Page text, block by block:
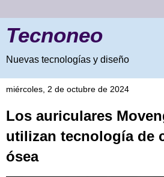
Tecnoneo
Nuevas tecnologías y diseño
miércoles, 2 de octubre de 2024
Los auriculares
utilizan tecnología de
ósea